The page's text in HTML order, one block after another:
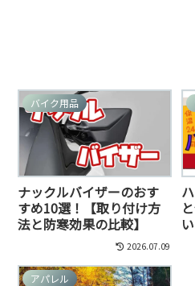
バイク用品
ナックルバイザーのおす
すめ10選！【取り付け方
法と防寒効果の比較】
2026.07.09
アパレル